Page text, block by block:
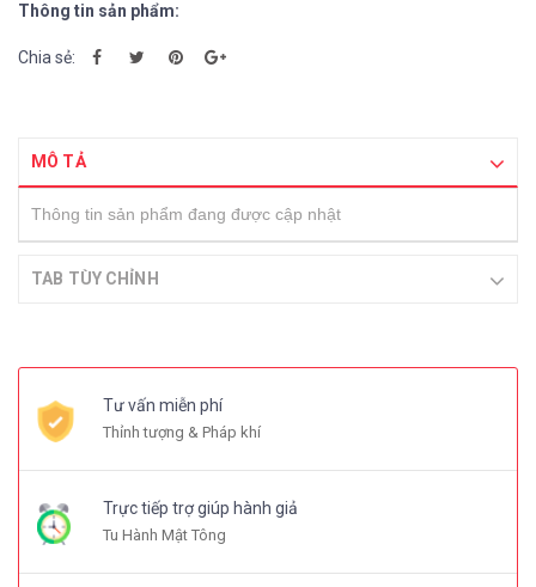
Thông tin sản phẩm:
Chia sẻ:
MÔ TẢ
Thông tin sản phẩm đang được cập nhật
TAB TÙY CHỈNH
Tư vấn miễn phí
Thỉnh tượng & Pháp khí
Trực tiếp trợ giúp hành giả
Tu Hành Mật Tông